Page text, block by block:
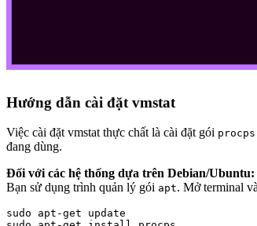
Hướng dẫn cài đặt vmstat
Việc cài đặt vmstat thực chất là cài đặt gói procps
đang dùng.
Đối với các hệ thống dựa trên Debian/Ubuntu:
Bạn sử dụng trình quản lý gói apt. Mở terminal
sudo apt-get update